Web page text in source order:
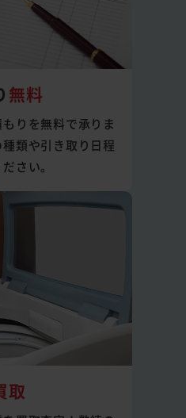
無料
りを無料で承りま
類や引き取り日程
さい。
取